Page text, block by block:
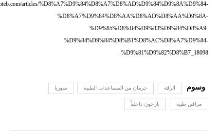
articles/%D8%A7%D9%84%D8%A7%D8%AD%D9%84%D9%8A%D9%84-
%D8%A7%D9%84%D8%AA%D8%AD%D8%AA%D9%8A-
%D9%85%D8%B4%D9%83%D9%84%D8%A9-
%D9%84%D9%84%D8%B1%D8%AC%D8%A7%D9%84-
%D9%81%D9%82%D8%B7_18098
.
الرقة حرمان من المساعدات الطبية سوريا
مرافق طبية نازحون داخلياً